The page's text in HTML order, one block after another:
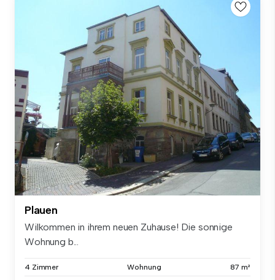
Plauen
Wilkommen in ihrem neuen Zuhause! Die sonnige
Wohnung b...
4 Zimmer Wohnung 87 m²